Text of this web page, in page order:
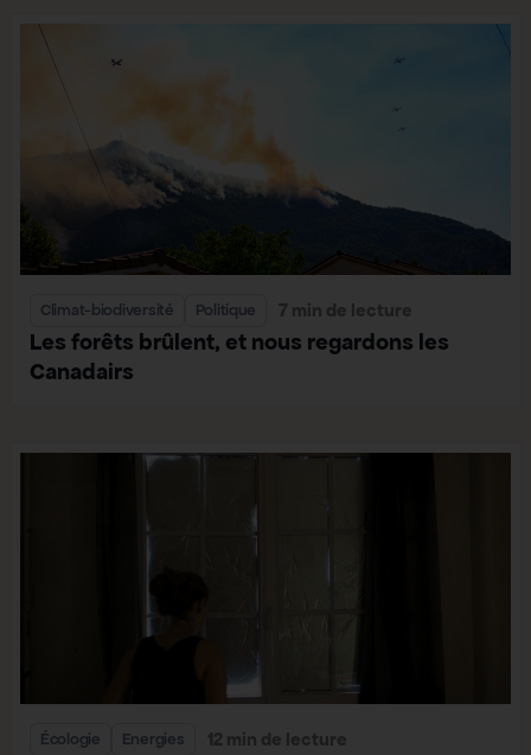
Climat-biodiversité Politique 7 min de lecture
Les forêts brûlent, et nous regardons les
Canadairs
Écologie Energies 12 min de lecture